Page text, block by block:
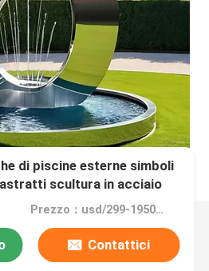
di piscine esterne simboli
scultura in acciaio
Prezzo：usd/299-19500/Piece
Contattici